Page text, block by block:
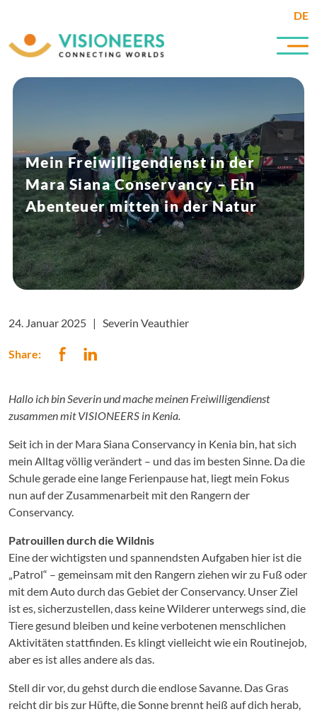
DE
Mein Freiwilligendienst in der
Mara Siana Conservancy – Ein
Abenteuer mitten in der Natur
24. Januar 2025 | Severin Veauthier
Share:
Hallo ich bin Severin und mache meinen Freiwilligendienst
zusammen mit VISIONEERS in Kenia.
Seit ich in der Mara Siana Conservancy in Kenia bin, hat sich
mein Alltag völlig verändert – und das im besten Sinne. Da die
Schule gerade eine lange Ferienpause hat, liegt mein Fokus
nun auf der Zusammenarbeit mit den Rangern der
Conservancy.
Patrouillen durch die Wildnis
Eine der wichtigsten und spannendsten Aufgaben hier ist die
„Patrol“ – gemeinsam mit den Rangern ziehen wir zu Fuß oder
mit dem Auto durch das Gebiet der Conservancy. Unser Ziel
ist es, sicherzustellen, dass keine Wilderer unterwegs sind, die
Tiere gesund bleiben und keine verbotenen menschlichen
Aktivitäten stattfinden. Es klingt vielleicht wie ein Routinejob,
aber es ist alles andere als das.
Stell dir vor, du gehst durch die endlose Savanne. Das Gras
reicht dir bis zur Hüfte, die Sonne brennt heiß auf dich herab,